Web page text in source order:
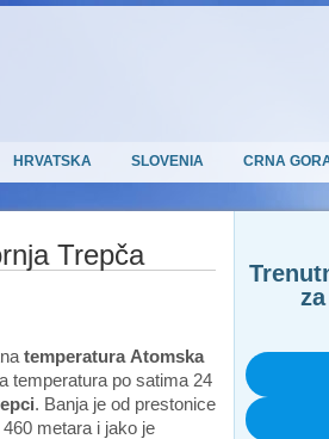
HRVATSKA SLOVENIA CRNA
Trepča
temperatura Atomska
temperatura po satima 24
. Banja je od prestonice
metara i jako je